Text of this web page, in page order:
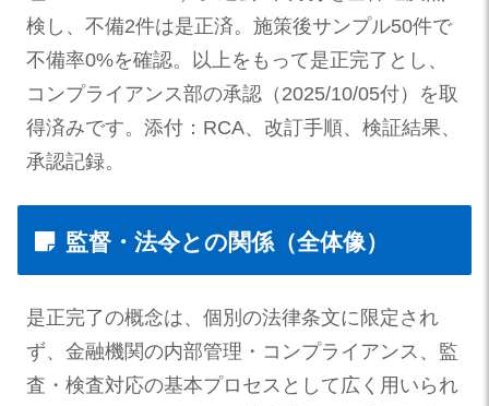
検し、不備2件は是正済。施策後サンプル50件で
不備率0%を確認。以上をもって是正完了とし、
コンプライアンス部の承認（2025/10/05付）を取
得済みです。添付：RCA、改訂手順、検証結果、
承認記録。
監督・法令との関係（全体像）
是正完了の概念は、個別の法律条文に限定され
ず、金融機関の内部管理・コンプライアンス、監
査・検査対応の基本プロセスとして広く用いられ